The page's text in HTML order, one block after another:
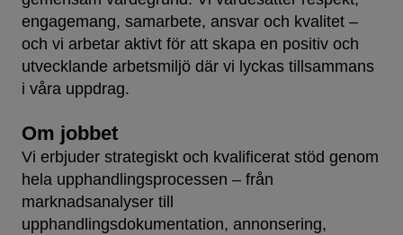
engagemang, samarbete, ansvar och kvalitet –
och vi arbetar aktivt för att skapa en positiv och
utvecklande arbetsmiljö där vi lyckas tillsammans
i våra uppdrag.
Om jobbet
Vi erbjuder strategiskt och kvalificerat stöd genom
hela upphandlingsprocessen – från
marknadsanalyser till
upphandlingsdokumentation, annonsering,